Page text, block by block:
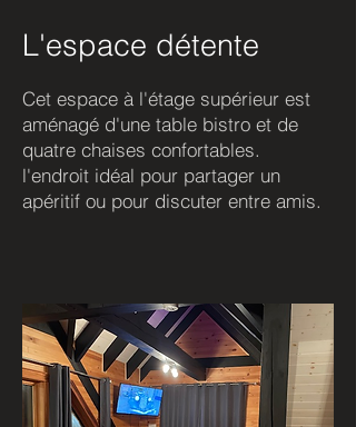
L'espace détente
Cet espace à l'étage supérieur est
aménagé d'une table bistro et de
quatre chaises confortables.
l'endroit idéal pour partager un
apéritif ou pour discuter entre amis.